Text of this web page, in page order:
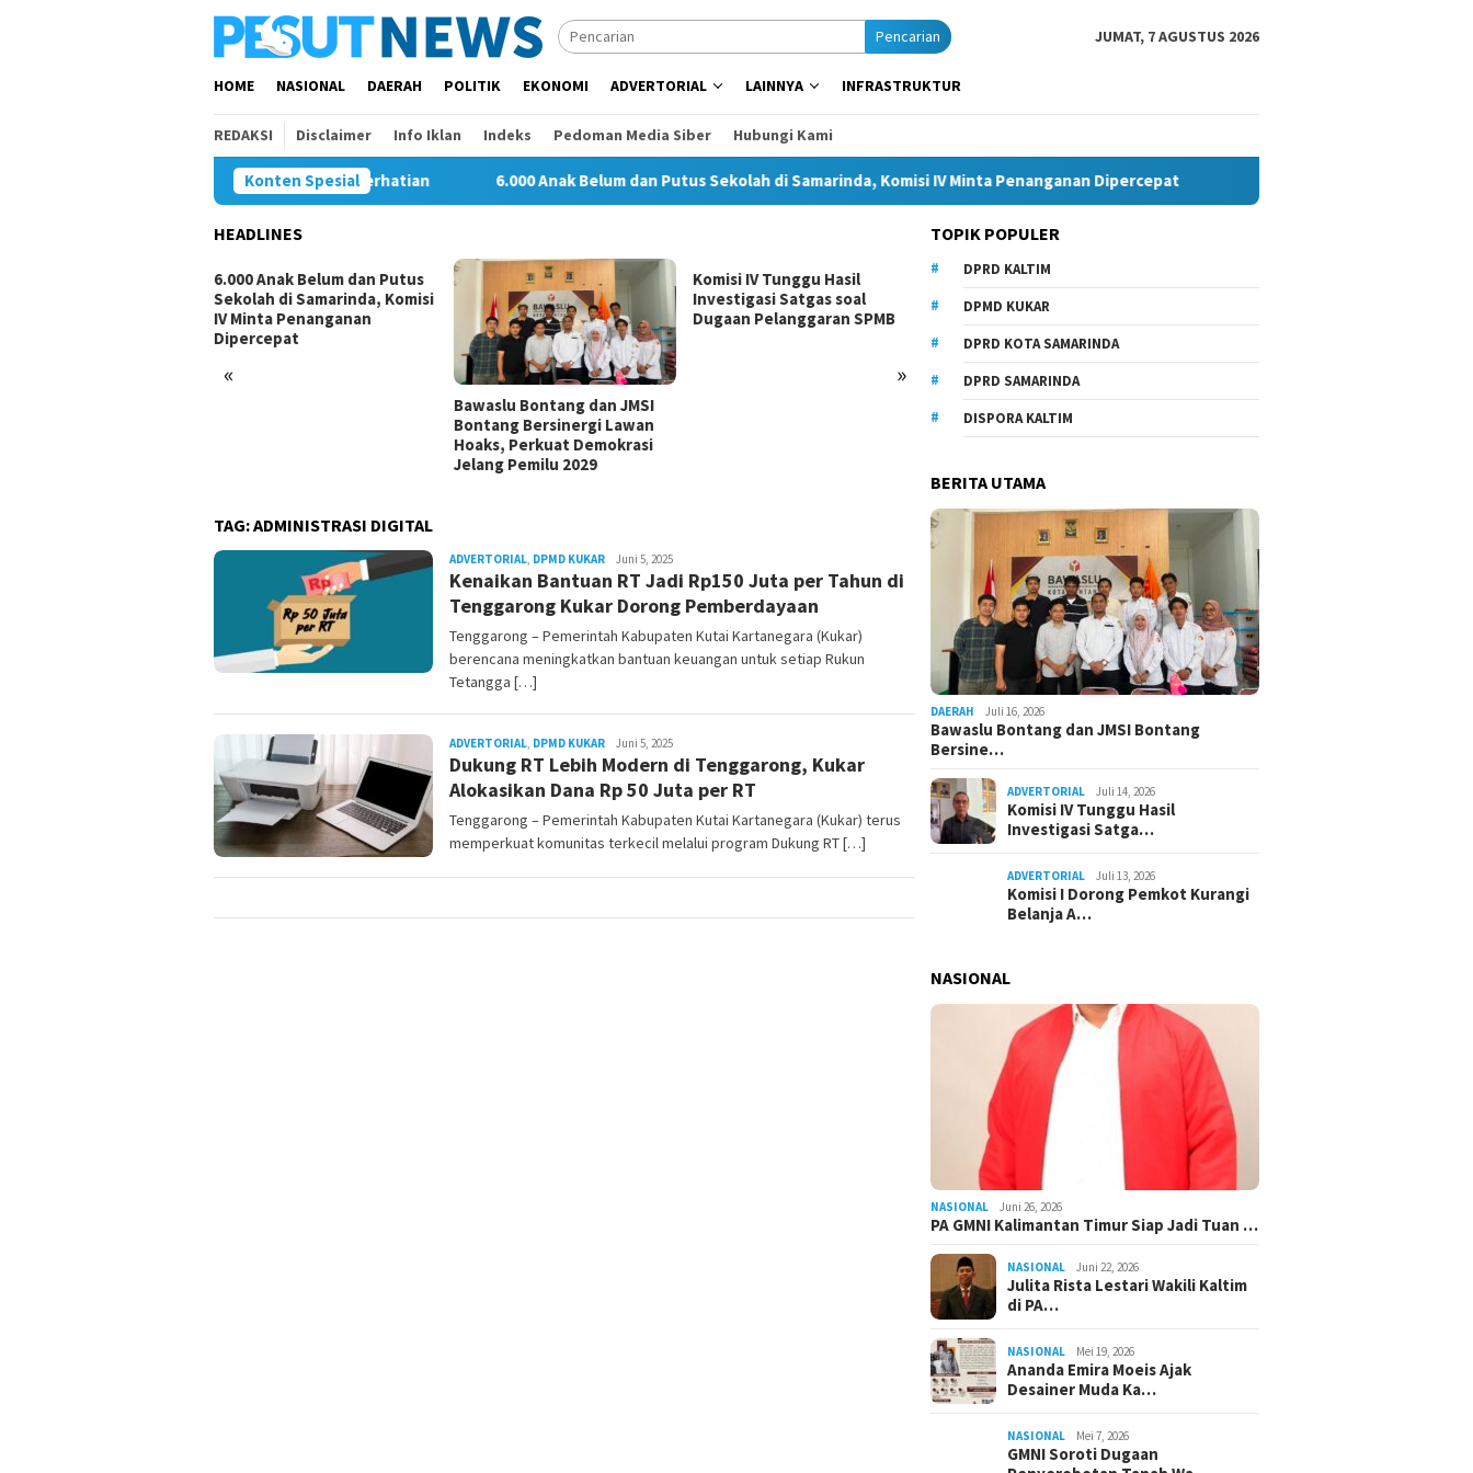
Pencarian JUMAT, 7 AGUSTUS 2026
HOME NASIONAL DAERAH POLITIK EKONOMI ADVERTORIAL LAINNYA INFRASTRUKTUR
REDAKSI Disclaimer Info Iklan Indeks Pedoman Media Siber Hubungi Kami
Konten Spesial
Anhar Minta Pemkot Samarinda Beri Perhatian 6.000 Anak Belum dan Putus Sekolah di Samarinda, Komisi IV Minta Penanganan Dipercepat
HEADLINES
« »
6.000 Anak Belum dan Putus
Sekolah di Samarinda, Komisi
IV Minta Penanganan
Dipercepat
Bawaslu Bontang dan JMSI
Bontang Bersinergi Lawan
Hoaks, Perkuat Demokrasi
Jelang Pemilu 2029
Komisi IV Tunggu Hasil
Investigasi Satgas soal
Dugaan Pelanggaran SPMB
Komisi I Dorong Pemkot
Kurangi Belanja ASN demi
Perluas Ruang Pembangunan
TAG:ADMINISTRASI DIGITAL
ADVERTORIAL, DPMD KUKAR Admin
Pesut
Juni 5, 2025
Kenaikan Bantuan RT Jadi Rp150 Juta per Tahun di
Tenggarong Kukar Dorong Pemberdayaan
Tenggarong – Pemerintah Kabupaten Kutai Kartanegara (Kukar)
berencana meningkatkan bantuan keuangan untuk setiap Rukun
Tetangga […]
ADVERTORIAL, DPMD KUKAR Admin
Pesut
Juni 5, 2025
Dukung RT Lebih Modern di Tenggarong, Kukar
Alokasikan Dana Rp 50 Juta per RT
Tenggarong – Pemerintah Kabupaten Kutai Kartanegara (Kukar) terus
memperkuat komunitas terkecil melalui program Dukung RT […]
TOPIK POPULER
DPRD KALTIM
DPMD KUKAR
DPRD KOTA SAMARINDA
DPRD SAMARINDA
DISPORA KALTIM
BERITA UTAMA
DAERAH Juli 16, 2026
Bawaslu Bontang dan JMSI Bontang
Bersine…
ADVERTORIAL Juli 14, 2026
Komisi IV Tunggu Hasil
Investigasi Satga…
ADVERTORIAL Juli 13, 2026
Komisi I Dorong Pemkot Kurangi
Belanja A…
NASIONAL
NASIONAL Juni 26, 2026
PA GMNI Kalimantan Timur Siap Jadi Tuan …
NASIONAL Juni 22, 2026
Julita Rista Lestari Wakili Kaltim
di PA…
NASIONAL Mei 19, 2026
Ananda Emira Moeis Ajak
Desainer Muda Ka…
NASIONAL Mei 7, 2026
GMNI Soroti Dugaan